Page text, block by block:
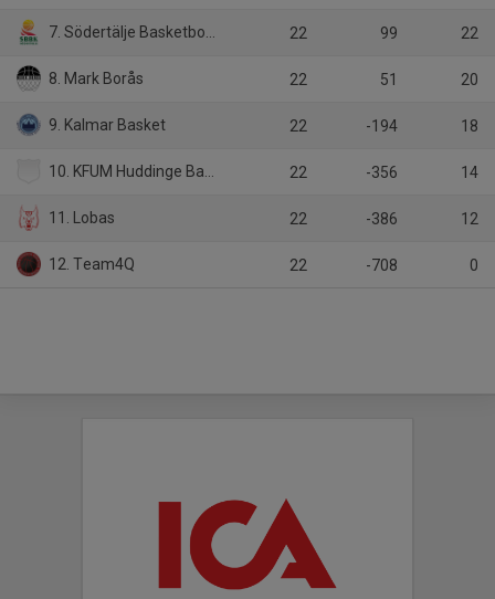
7. Södertälje Basketbollklubb 22 99 22
8. Mark Borås 22 51 20
9. Kalmar Basket 22 -194 18
10. KFUM Huddinge Basketklubb 22 -356 14
11. Lobas 22 -386 12
12. Team4Q 22 -708 0